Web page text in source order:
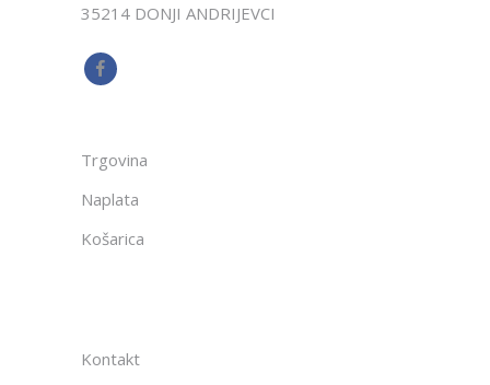
35214 DONJI ANDRIJEVCI
Trgovina
Naplata
Košarica
Kontakt